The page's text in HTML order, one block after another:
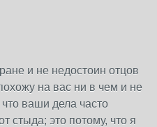
и не недостоин отцов
на вас ни в чем и не
ваши дела часто
стыда; это потому, что я